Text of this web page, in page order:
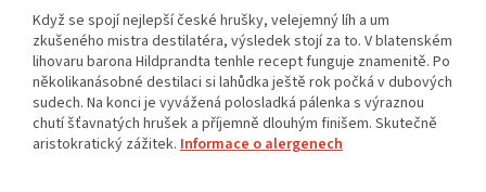
Když se spojí nejlepší české hrušky, velejemný líh a um
zkušeného mistra destilatéra, výsledek stojí za to. V blatenském
lihovaru barona Hildprandta tenhle recept funguje znamenitě. Po
několikanásobné destilaci si lahůdka ještě rok počká v dubových
sudech. Na konci je vyvážená polosladká pálenka s výraznou
chutí šťavnatých hrušek a příjemně dlouhým finišem. Skutečně
aristokratický zážitek. Informace o alergenech